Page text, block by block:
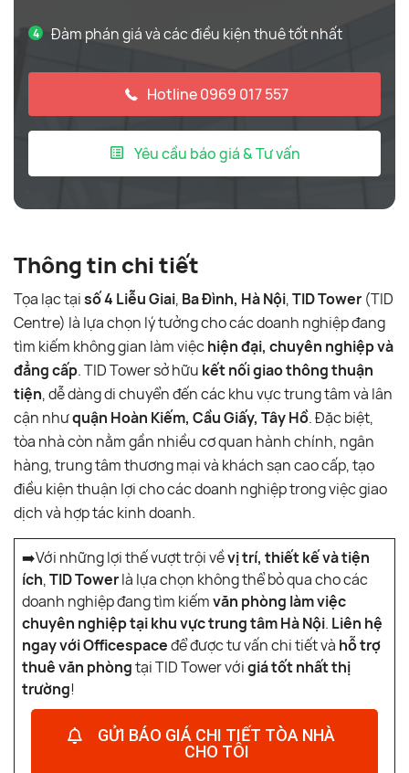
Đàm phán giá và các điều kiện thuê tốt nhất
Hotline 0969 017 557
Yêu cầu báo giá & Tư vấn
Thông tin chi tiết
Tọa lạc tạisố 4 Liễu Giai, Ba Đình, Hà Nội,TID Tower (TID
Centre) là lựa chọn lý tưởng cho các doanh nghiệp đang
tìm kiếm không gian làm việchiện đại, chuyên nghiệp và
đẳng cấp. TID Tower sở hữu kết nối giao thông thuận
tiện, dễ dàng di chuyển đến các khu vực trung tâm và lân
cận nhưquận Hoàn Kiếm, Cầu Giấy, Tây Hồ. Đặc biệt,
tòa nhà còn nằm gần nhiều cơ quan hành chính, ngân
hàng, trung tâm thương mại và khách sạn cao cấp, tạo
điều kiện thuận lợi cho các doanh nghiệp trong việc giao
dịch và hợp tác kinh doanh.
➡️Với những lợi thế vượt trội vềvị trí, thiết kế và tiện
ích,TID Towerlà lựa chọn không thể bỏ qua cho các
doanh nghiệp đang tìm kiếmvăn phòng làm việc
chuyên nghiệp tại khu vực trung tâm Hà Nội. Liên hệ
ngay với Officespaceđể được tư vấn chi tiết và hỗ trợ
thuê văn phòngtại TID Tower vớigiá tốt nhất thị
trường!
GỬI BÁO GIÁ CHI TIẾT TÒA NHÀ
CHO TÔI